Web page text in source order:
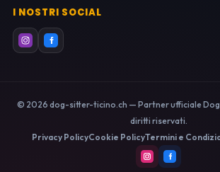
I NOSTRI SOCIAL
© 2026 dog-sitter-ticino.ch — Partner ufficiale
diritti riservati.
Privacy PolicyCookie PolicyTermini e